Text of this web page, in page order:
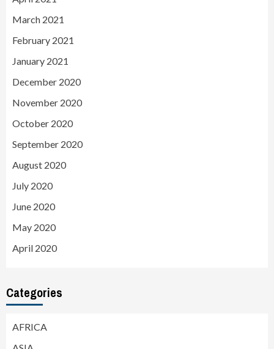
March 2021
February 2021
January 2021
December 2020
November 2020
October 2020
September 2020
August 2020
July 2020
June 2020
May 2020
April 2020
Categories
AFRICA